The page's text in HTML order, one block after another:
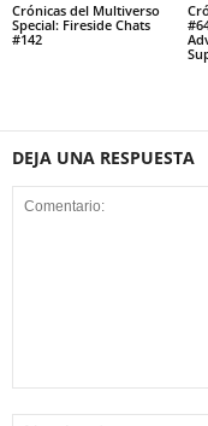
Crónicas del Multiverso
Special: Fireside Chats
#142
DEJA UNA RESPUESTA